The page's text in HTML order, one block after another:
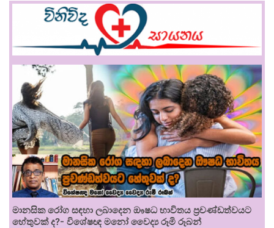
මානසික රෝග සඳහා ලබාදෙන ඖෂධ භාවිතය ප්‍රචණ්ඩත්වයට
හේතුවක් ද?- විශේෂඥ මනෝ වෛද්‍ය රූමි රූබන්